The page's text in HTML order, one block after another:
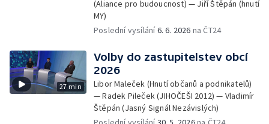
(Aliance pro budoucnost) — Jiří Štěpán (hnutí
MY)
Poslední vysílání6. 6. 2026 na ČT24
27 min
Volby do zastupitelstev obcí
2026
Libor Maleček (Hnutí občanů a podnikatelů)
— Radek Pileček (JIHOČEŠI 2012) — Vladimír
Štěpán (Jasný Signál Nezávislých)